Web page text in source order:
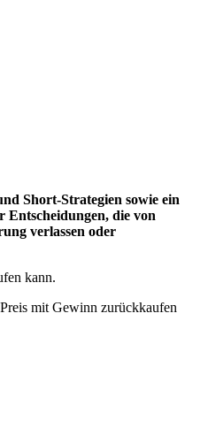
Short-Strategien sowie ein
Entscheidungen, die von
verlassen oder
kann.
mit Gewinn zurückkaufen